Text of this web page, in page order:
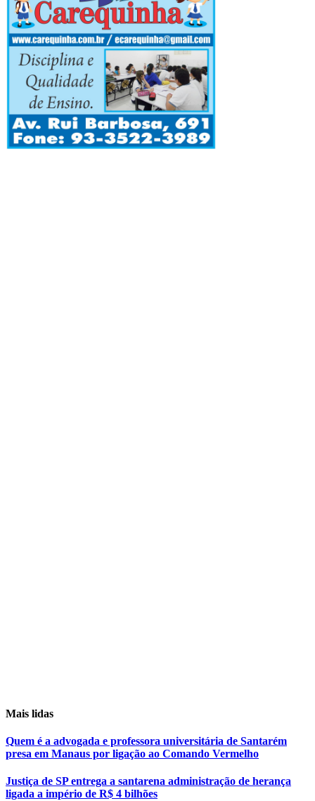
Mais lidas
Quem é a advogada e professora universitária de Santarém
presa em Manaus por ligação ao Comando Vermelho
Justiça de SP entrega a santarena administração de herança
ligada a império de R$ 4 bilhões